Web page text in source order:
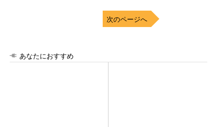
次のページへ
あなたにおすすめ